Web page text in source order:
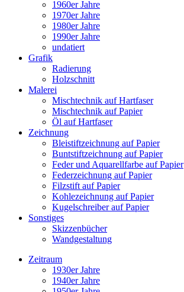
1960er Jahre
1970er Jahre
1980er Jahre
1990er Jahre
undatiert
Grafik
Radierung
Holzschnitt
Malerei
Mischtechnik auf Hartfaser
Mischtechnik auf Papier
Öl auf Hartfaser
Zeichnung
Bleistiftzeichnung auf Papier
Buntstiftzeichnung auf Papier
Feder und Aquarellfarbe auf Papier
Federzeichnung auf Papier
Filzstift auf Papier
Kohlezeichnung auf Papier
Kugelschreiber auf Papier
Sonstiges
Skizzenbücher
Wandgestaltung
Zeitraum
1930er Jahre
1940er Jahre